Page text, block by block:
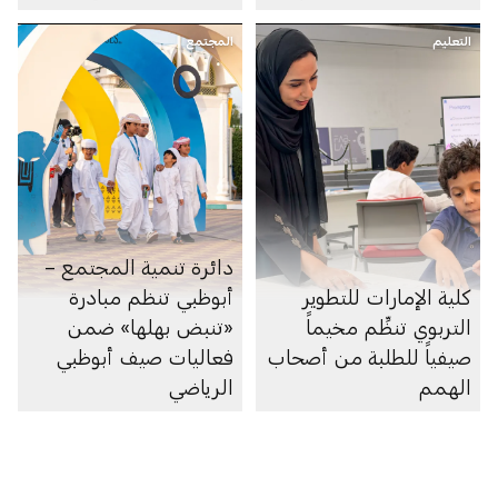
التعليم
كلية الإمارات للتطوير
التربوي تنظِّم مخيماً
صيفياً للطلبة من أصحاب
الهمم
المجتمع
دائرة تنمية المجتمع –
أبوظبي تنظم مبادرة
«تنبض بهلها» ضمن
فعاليات صيف أبوظبي
الرياضي